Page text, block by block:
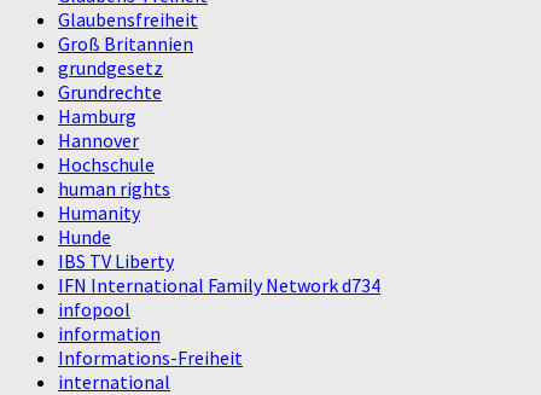
Glaubensfreiheit
Groß Britannien
grundgesetz
Grundrechte
Hamburg
Hannover
Hochschule
human rights
Humanity
Hunde
IBS TV Liberty
IFN International Family Network d734
infopool
information
Informations-Freiheit
international